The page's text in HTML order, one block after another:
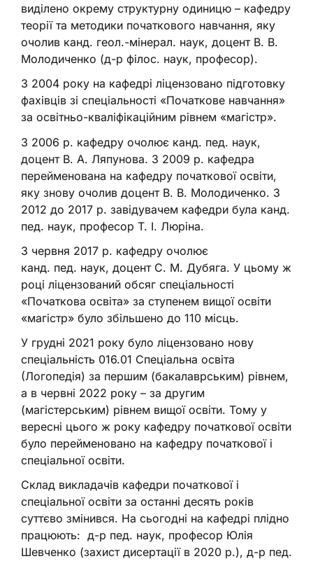
виділено окрему структурну одиницю – кафедру
теорії та методики початкового навчання, яку
очолив канд. геол.-мінерал. наук, доцент В. В.
Молодиченко (д-р філос. наук, професор).
З 2004 року на кафедрі ліцензовано підготовку
фахівців зі спеціальності «Початкове навчання»
за освітньо-кваліфікаційним рівнем «магістр».
З 2006 р. кафедру очолює канд. пед. наук,
доцент В. А. Ляпунова. З 2009 р. кафедра
перейменована на кафедру початкової освіти,
яку знову очолив доцент В. В. Молодиченко. З
2012 до 2017 р. завідувачем кафедри була канд.
пед. наук, професор Т. І. Люріна.
З червня 2017 р. кафедру очолює
канд. пед. наук, доцент С. М. Дубяга. У цьому ж
році ліцензований обсяг спеціальності
«Початкова освіта» за ступенем вищої освіти
«магістр» було збільшено до 110 місць.
У грудні 2021 року було ліцензовано нову
спеціальність 016.01 Спеціальна освіта
(Логопедія) за першим (бакалаврським) рівнем,
а в червні 2022 року – за другим
(магістерським) рівнем вищої освіти. Тому у
вересні цього ж року кафедру початкової освіти
було перейменовано на кафедру початкової і
спеціальної освіти.
Склад викладачів кафедри початкової і
спеціальної освіти за останні десять років
суттєво змінився. На сьогодні на кафедрі плідно
працюють: д-р пед. наук, професор Юлія
Шевченко (захист дисертації в 2020 р.), д-р пед.